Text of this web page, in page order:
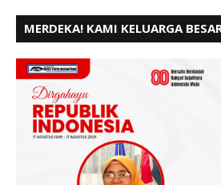
MERDEKA! KAMI KELUARGA